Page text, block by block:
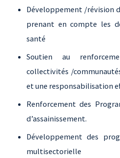
Développement /révision
prenant en compte les
santé
Soutien au
collectivités /
et une responsabilisation
Renforcement des
d’assainissement.
Développement des
multisectorielle